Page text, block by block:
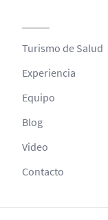
Turismo de Salud
Experiencia
Equipo
Blog
Video
Contacto